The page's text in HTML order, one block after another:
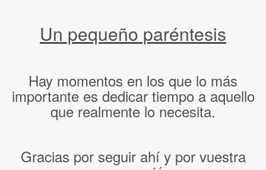
Un pequeño paréntesis
Hay momentos en los que lo más
importante es dedicar tiempo a aquello
que realmente lo necesita.
Gracias por seguir ahí y por vuestra